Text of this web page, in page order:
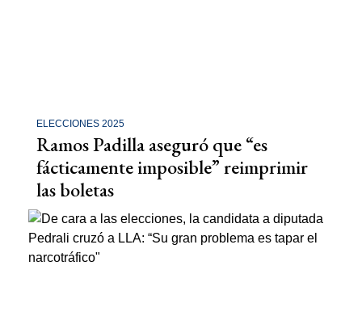
ELECCIONES 2025
Ramos Padilla aseguró que “es
fácticamente imposible” reimprimir
las boletas